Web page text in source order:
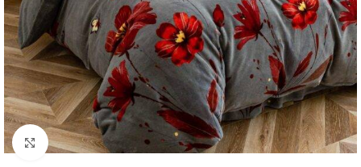
Click to enlarge